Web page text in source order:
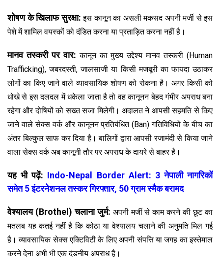
शोषण के खिलाफ सुरक्षा:इस कानून का असली मकसद अपनी मर्जी से इस
पेशे में शामिल वयस्कों को दंडित करना या प्रताड़ित करना नहीं है।
मानव तस्करी पर वार:कानून का मुख्य उद्देश्य मानव तस्करी (Human
Trafficking), जबरदस्ती, जालसाजी या किसी मजबूरी का फायदा उठाकर
लोगों का किए जाने वाले व्यावसायिक शोषण को रोकना है। अगर किसी को
धोखे से इस दलदल में धकेला जाता है तो वह कानूनन बेहद गंभीर अपराध बना
रहेगा और दोषियों को सख्त सजा मिलेगी। अदालत ने आपसी सहमति से किए
जाने वाले सेक्स वर्क और कानूनन प्रतिबंधित (Ban) गतिविधियों के बीच का
अंतर बिल्कुल साफ कर दिया है। बालिगों द्वारा आपसी रजामंदी से किया जाने
वाला सेक्स वर्क अब कानूनी तौर पर अपराध के दायरे से बाहर है।
यह भी पढ़ें: Indo-Nepal Border Alert: 3 नेपाली नागरिकों
समेत 5 इंटरनेशनल तस्कर गिरफ्तार, 50 ग्राम स्मैक बरामद
वेश्यालय (Brothel) चलाना जुर्म: अपनी मर्जी से काम करने की छूट का
मतलब यह कतई नहीं है कि कोठा या वेश्यालय चलाने की अनुमति मिल गई
है। व्यावसायिक सेक्स एक्टिविटी के लिए अपनी संपत्ति या जगह का इस्तेमाल
करने देना अभी भी एक दंडनीय अपराध है।